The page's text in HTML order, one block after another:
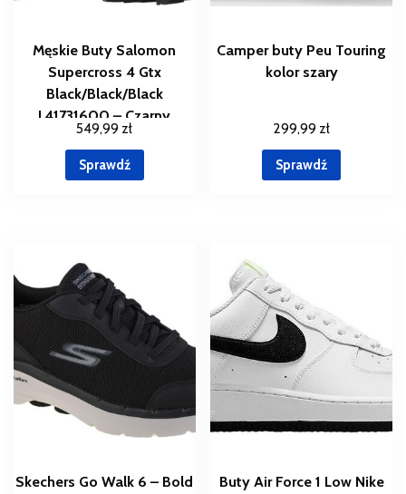
Męskie Buty Salomon
Supercross 4 Gtx
Black/Black/Black
L41731600 – Czarny
549,99 zł
Sprawdź
Camper buty Peu Touring
kolor szary
299,99 zł
Sprawdź
Skechers Go Walk 6 – Bold
Buty Air Force 1 Low Nike